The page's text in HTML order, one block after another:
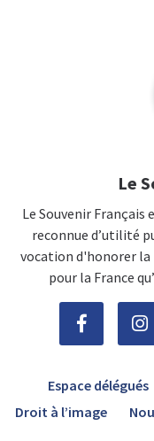
Le
Le Souvenir Français
reconnue d’utilité
vocation d'honorer la
pour la France
Espace délégués
Droit à l’image